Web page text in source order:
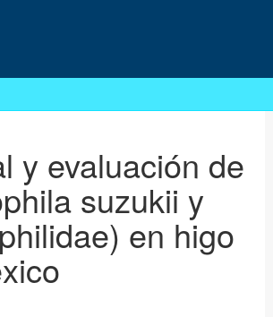
y evaluación de
suzukii y
en higo